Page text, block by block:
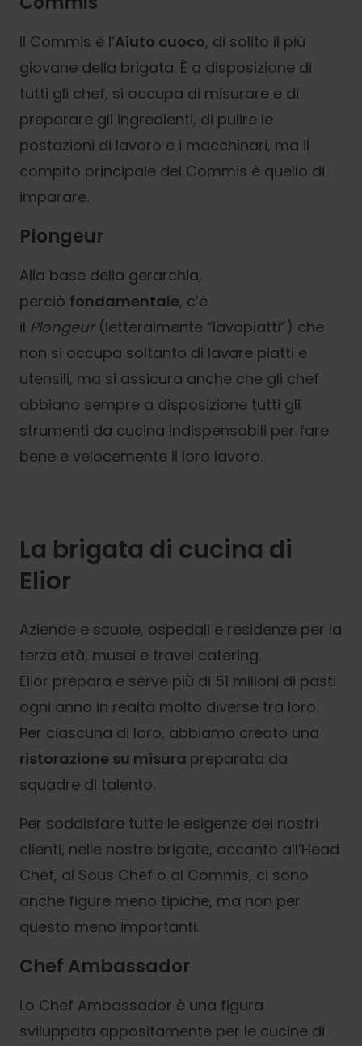
Il Commis è l’Aiuto cuoco, di solito il più
giovane della brigata. È a disposizione di
tutti gli chef, si occupa di misurare e di
preparare gli ingredienti, di pulire le
postazioni di lavoro e i macchinari, ma il
compito principale del Commis è quello di
imparare.
Plongeur
Alla base della gerarchia,
perciò fondamentale, c’è
il Plongeur(letteralmente “lavapiatti”) che
non si occupa soltanto di lavare piatti e
utensili, ma si assicura anche che gli chef
abbiano sempre a disposizione tutti gli
strumenti da cucina indispensabili per fare
bene e velocemente il loro lavoro.
La brigata di cucina di
Elior
Aziende e scuole, ospedali e residenze per la
terza età, musei e travel catering.
Elior prepara e serve più di 51 milioni di pasti
ogni anno in realtà molto diverse tra loro.
Per ciascuna di loro, abbiamo creato una
ristorazione su misura preparata da
squadre di talento.
Per soddisfare tutte le esigenze dei nostri
clienti, nelle nostre brigate, accanto all’Head
Chef, al Sous Chef o al Commis, ci sono
anche figure meno tipiche, ma non per
questo meno importanti.
Chef Ambassador
Lo Chef Ambassador è una figura
sviluppata appositamente per le cucine di